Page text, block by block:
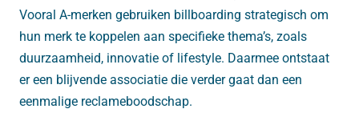
Vooral A-merken gebruiken billboarding strategisch om
hun merk te koppelen aan specifieke thema’s, zoals
duurzaamheid, innovatie of lifestyle. Daarmee ontstaat
er een blijvende associatie die verder gaat dan een
eenmalige reclameboodschap.